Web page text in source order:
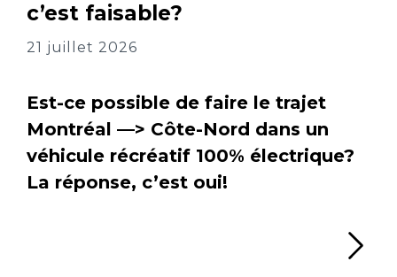
c’est faisable?
21 juillet 2026
Est-ce possible de faire le trajet
Montréal —> Côte-Nord dans un
véhicule récréatif 100% électrique?
La réponse, c’est oui!